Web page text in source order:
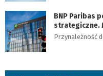
BNP Paribas
strategiczne.
Przynależność